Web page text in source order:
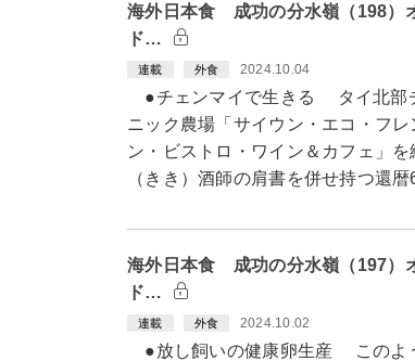
海外日本食 成功の分水嶺（198）
ド…
連載 外食 2024.10.04
●チェンマイで生きる タイ北部
ニック農場「サイウン・エコ・フ
ン・ビストロ・ワイン＆カフェ」
（きき）酒師の肩書を併せ持つ還
海外日本食 成功の分水嶺（197）
ド…
連載 外食 2024.10.02
●放し飼いの健康卵生産 このよ